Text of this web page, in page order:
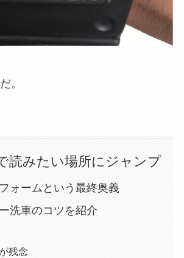
。
読みたい場所にジャンプ
ォームという最終奥義
洗車のコツを紹介
残念